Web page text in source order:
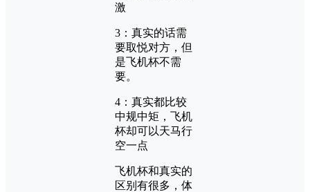
激
3：真实的话需
要取悦对方，但
是飞机杯不需
要。
4：真实都比较
中规中矩，飞机
杯却可以天马行
空一点
飞机杯和真实的
区别有很多，体